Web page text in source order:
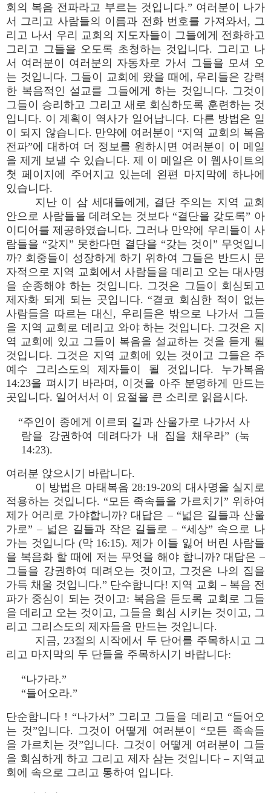
회의 복음 전파라고 부르는 것입니다.” 여러분이 나가
서 그리고 사람들의 이름과 전화 번호를 가져와서, 그
리고 나서 우리 교회의 지도자들이 그들에게 전화하고
그리고 그들을 오도록 초청하는 것입니다. 그리고 나
서 여러분이 여러분의 자동차로 가서 그들을 모셔 오
는 것입니다. 그들이 교회에 왔을 때에, 우리들은 강력
한 복음적인 설교를 그들에게 하는 것입니다. 그것이
그들이 승리하고 그리고 새로 회심하도록 훈련하는 것
입니다. 이 계획이 역사가 일어납니다. 다른 방법은 일
이 되지 않습니다. 만약에 여러분이 “지역 교회의 복음
전파”에 대하여 더 정보를 원하시면 여러분이 이 메일
을 제게 보낼 수 있습니다. 제 이 메일은 이 웹사이트의
첫 페이지에 주어지고 있는데 왼편 마지막에 하나에
있습니다.
지난 이 삼 세대들에게, 결단 주의는 지역 교회
안으로 사람들을 데려오는 것보다 “결단을 갖도록” 아
이디어를 제공하였습니다. 그러나 만약에 우리들이 사
람들을 “갖지” 못한다면 결단을 “갖는 것이” 무엇입니
까? 회중들이 성장하게 하기 위하여 그들은 반드시 문
자적으로 지역 교회에서 사람들을 데리고 오는 대사명
을 순종해야 하는 것입니다. 그것은 그들이 회심되고
제자화 되게 되는 곳입니다. “결코 회심한 적이 없는
사람들을 따르는 대신, 우리들은 밖으로 나가서 그들
을 지역 교회로 데리고 와야 하는 것입니다. 그것은 지
역 교회에 있고 그들이 복음을 설교하는 것을 듣게 될
것입니다. 그것은 지역 교회에 있는 것이고 그들은 주
예수 그리스도의 제자들이 될 것입니다. 누가복음
14:23을 펴시기 바라며, 이것을 아주 분명하게 만드는
곳입니다. 일어서서 이 요절을 큰 소리로 읽읍시다.
“주인이 종에게 이르되 길과 산울가로 나가서 사
람을 강권하여 데려다가 내 집을 채우라” (눅
14:23).
여러분 앉으시기 바랍니다.
이 방법은 마태복음 28:19-20의 대사명을 실지로
적용하는 것입니다. “모든 족속들을 가르치기” 위하여
제가 어리로 가야합니까? 대답은 – “넓은 길들과 산울
가로” – 넓은 길들과 작은 길들로 – “세상” 속으로 나
가는 것입니다 (막 16:15). 제가 이들 잃어 버린 사람들
을 복음화 할 때에 저는 무엇을 해야 합니까? 대답은 –
그들을 강권하여 데려오는 것이고, 그것은 나의 집을
가득 채울 것입니다.” 단수합니다! 지역 교회 – 복음 전
파가 중심이 되는 것이고: 복음을 듣도록 교회로 그들
을 데리고 오는 것이고, 그들을 회심 시키는 것이고, 그
리고 그리스도의 제자들을 만드는 것입니다.
지금, 23절의 시작에서 두 단어를 주목하시고 그
리고 마지막의 두 단들을 주목하시기 바랍니다:
“나가라.”
“들어오라.”
단순합니다 ! “나가서” 그리고 그들을 데리고 “들어오
는 것”입니다. 그것이 어떻게 여러분이 “모든 족속들
을 가르치는 것”입니다. 그것이 어떻게 여러분이 그들
을 회심하게 하고 그리고 제자 삼는 것입니다 – 지역교
회에 속으로 그리고 통하여 입니다.